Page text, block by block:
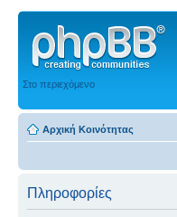
Στο περιεχόμενο
Αρχική Κοινότητας
Πληροφορίες